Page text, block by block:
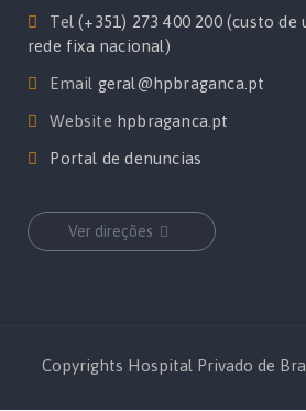
Tel(+351) 273 400 200 (custo de
rede fixa nacional)
Email geral@hpbraganca.pt
Website hpbraganca.pt
Portal de denuncias
Ver direções
Copyrights Hospital Privado de